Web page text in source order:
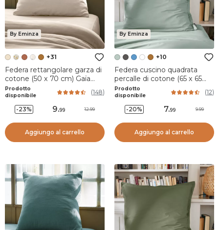
By Eminza
+31
Federa rettangolare garza di
cotone (50 x 70 cm) Gaïa
Beige pampa
Prodotto
disponibile
(148)
-23% 9.99 12.99
Aggiungo al carrello
By Eminza
+10
Federa cuscino quadrata
percalle di cotone (65 x 65
cm) Cali Verde eucalipto
Prodotto
disponibile
(12)
-20% 7.99 9.99
Aggiungo al carrello